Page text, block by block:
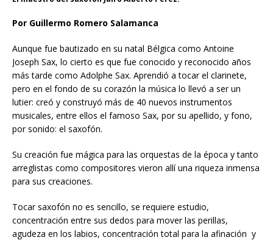
Por Guillermo Romero Salamanca
Aunque fue bautizado en su natal Bélgica como Antoine
Joseph Sax, lo cierto es que fue conocido y reconocido años
más tarde como Adolphe Sax. Aprendió a tocar el clarinete,
pero en el fondo de su corazón la música lo llevó a ser un
lutier: creó y construyó más de 40 nuevos instrumentos
musicales, entre ellos el famoso Sax, por su apellido, y fono,
por sonido: el saxofón.
Su creación fue mágica para las orquestas de la época y tanto
arreglistas como compositores vieron allí una riqueza inmensa
para sus creaciones.
Tocar saxofón no es sencillo, se requiere estudio,
concentración entre sus dedos para mover las perillas,
agudeza en los labios, concentración total para la afinación y